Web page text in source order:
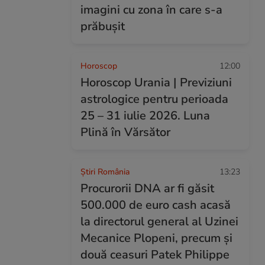
imagini cu zona în care s-a
prăbușit
Horoscop 12:00
Horoscop Urania | Previziuni
astrologice pentru perioada
25 – 31 iulie 2026. Luna
Plină în Vărsător
Știri România 13:23
Procurorii DNA ar fi găsit
500.000 de euro cash acasă
la directorul general al Uzinei
Mecanice Plopeni, precum și
două ceasuri Patek Philippe